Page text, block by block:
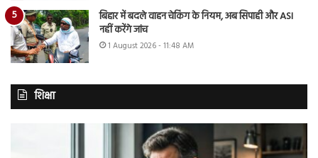
बिहार में बदले वाहन चेकिंग के नियम, अब सिपाही और ASI
नहीं करेंगे जांच
1 August 2026 - 11:48 AM
शिक्षा